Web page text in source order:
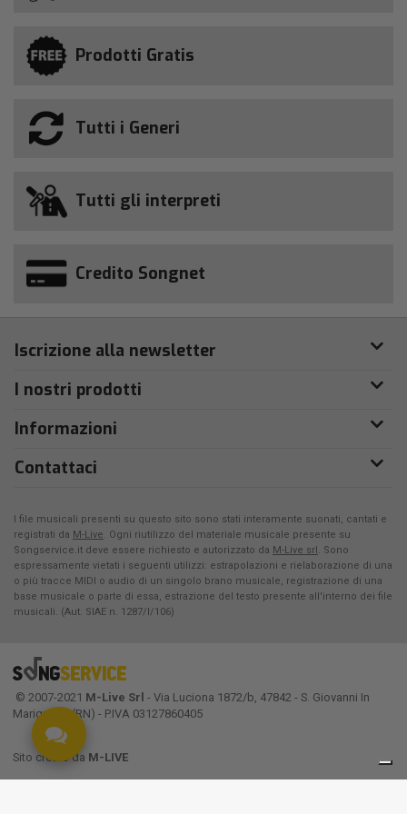
Prodotti Gratis
Tutti i Generi
Tutti gli interpreti
Credito Songnet
Iscrizione alla newsletter
I nostri prodotti
Informazioni
Contattaci
I file musicali presenti su questo sito sono stati interamente suonati, cantati e
registrati da M-Live. Ogni riutilizzo del materiale musicale presente su
Songservice.it deve essere richiesto e autorizzato da M-Live srl. Sono
espressamente vietati i seguenti utilizzi: estrapolazioni e rielaborazione di una
o più tracce MIDI o audio di un singolo brano musicale, registrazione di una
base musicale o parte di essa, estrazione del testo presente all'interno dei file
musicali. (Aut. SIAE n. 1287/I/106)
© 2007-2021 M-Live Srl - Via Luciona 1872/b, 47842 - S. Giovanni In
Marignano (RN) - P.IVA 03127860405
Sito creato da M-LIVE